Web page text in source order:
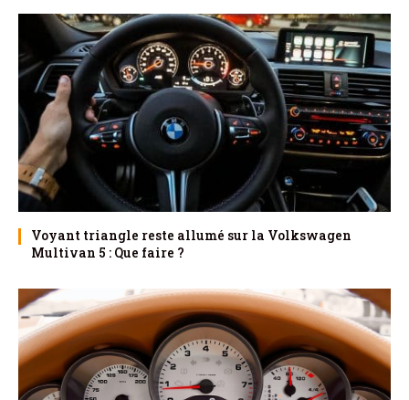
Voyant triangle reste allumé sur la Volkswagen
Multivan 5 : Que faire ?